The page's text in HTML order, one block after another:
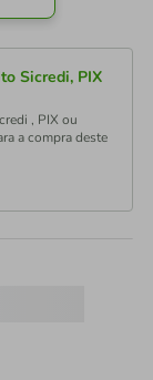
Sicredi, PIX
, PIX ou
a compra deste